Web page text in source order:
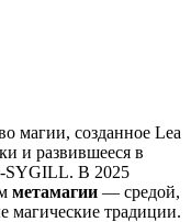
магии, созданное Lea
и развившееся в
SYGILL. В 2025
метамагии — средой,
магические традиции.